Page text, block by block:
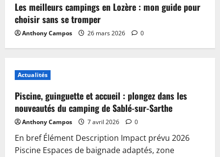
Les meilleurs campings en Lozère : mon guide pour
choisir sans se tromper
Anthony Campos 26 mars 2026 0
Actualités
Piscine, guinguette et accueil : plongez dans les
nouveautés du camping de Sablé-sur-Sarthe
Anthony Campos 7 avril 2026 0
En bref Élément Description Impact prévu 2026
Piscine Espaces de baignade adaptés, zone